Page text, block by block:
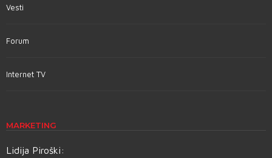
Vesti
Forum
Internet TV
MARKETING
Lidija Piroški: